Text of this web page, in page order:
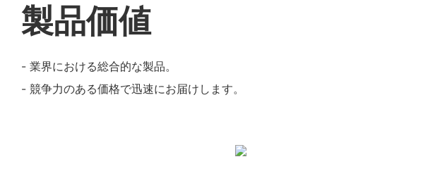
製品価値
- 業界における総合的な製品。
- 競争力のある価格で迅速にお届けします。